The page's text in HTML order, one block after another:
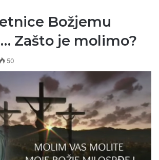
Božjemu
Zašto je molimo?
50